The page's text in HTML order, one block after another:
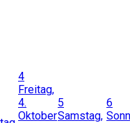
4
Freitag,
4.
Oktober
5
Samstag,
6